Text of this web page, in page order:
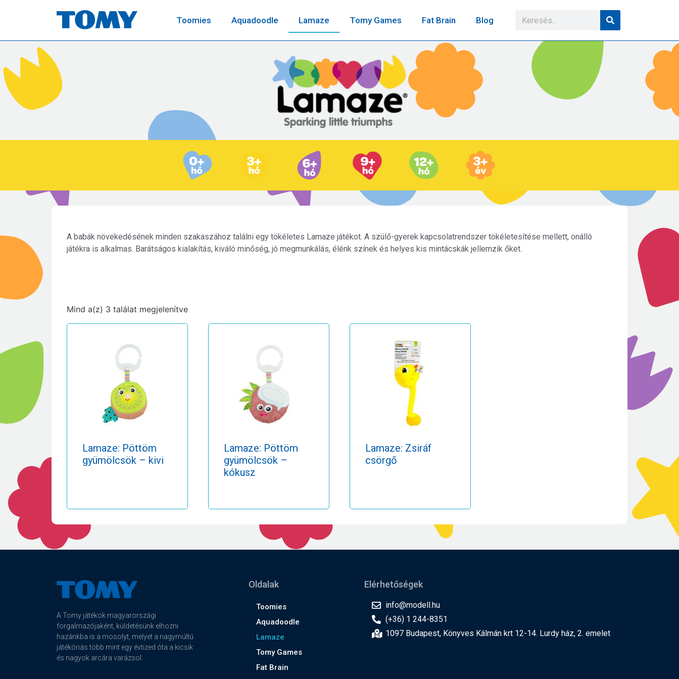
Toomies Aquadoodle Lamaze Tomy Games Fat Brain Blog
A babák növekedésének minden szakaszához találni egy tökéletes Lamaze játékot. A szülő-gyerek kapcsolatrendszer tökéletesítése mellett, önálló
játékra is alkalmas. Barátságos kialakítás, kiváló minőség, jó megmunkálás, élénk színek és helyes kis mintácskák jellemzik őket.
Mind a(z) 3 találat megjelenítve
Lamaze: Pöttöm
gyümölcsök – kivi
Lamaze: Pöttöm
gyümölcsök –
kókusz
Lamaze: Zsiráf
csörgő
A Tomy játékok magyarországi
forgalmazójaként, küldetésünk elhozni
hazánkba is a mosolyt, melyet a nagymúltú
játékóriás több mint egy évtized óta a kicsik
és nagyok arcára varázsol.
Oldalak
Toomies
Aquadoodle
Lamaze
Tomy Games
Fat Brain
Elérhetőségek
info@modell.hu
(+36) 1 244-8351
1097 Budapest, Könyves Kálmán krt 12-14. Lurdy ház, 2. emelet